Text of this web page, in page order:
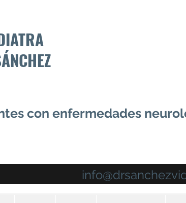
con enfermedades